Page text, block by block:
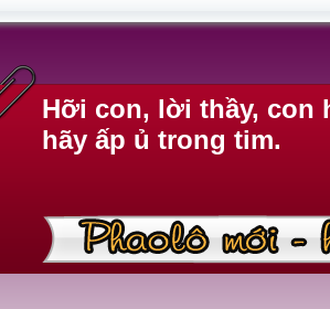
Hỡi con, lời thầy, con
hãy ấp ủ trong tim.